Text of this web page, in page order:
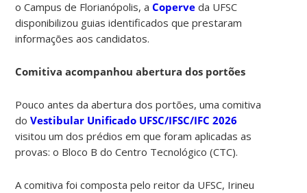
o Campus de Florianópolis, aCoperve da UFSC
disponibilizou guias identificados que prestaram
informações aos candidatos.
Comitiva acompanhou abertura dos portões
Pouco antes da abertura dos portões, uma comitiva
doVestibular Unificado UFSC/IFSC/IFC 2026
visitou um dos prédios em que foram aplicadas as
provas: o Bloco B do Centro Tecnológico (CTC).
A comitiva foi composta pelo reitor da UFSC, Irineu